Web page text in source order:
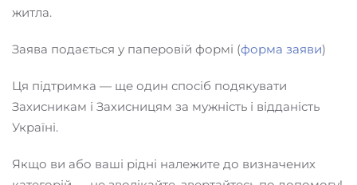
житла.
Заява подається у паперовій формі (форма заяви)
Ця підтримка — ще один спосіб подякувати
Захисникам і Захисницям за мужність і відданість
Україні.
Якщо ви або ваші рідні належите до визначених